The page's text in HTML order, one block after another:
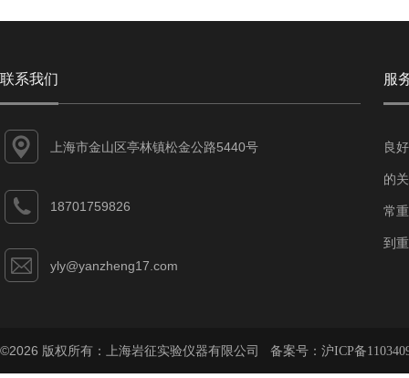
联系我们
上海市金山区亭林镇松金公路5440号
18701759826
yly@yanzheng17.com
服
良
的
常
到
©2026 版权所有：上海岩征实验仪器有限公司 备案号： 沪ICP备